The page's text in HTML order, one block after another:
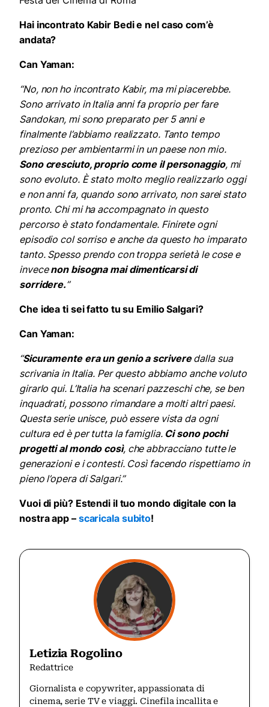
Hai incontrato Kabir Bedi e nel caso com’è
andata?
Can Yaman:
“No, non ho incontrato Kabir, ma mi piacerebbe.
Sono arrivato in Italia anni fa proprio per fare
Sandokan, mi sono preparato per 5 anni e
finalmente l’abbiamo realizzato. Tanto tempo
prezioso per ambientarmi in un paese non mio.
Sono cresciuto, proprio come il personaggio, mi
sono evoluto. È stato molto meglio realizzarlo oggi
e non anni fa, quando sono arrivato, non sarei stato
pronto. Chi mi ha accompagnato in questo
percorso è stato fondamentale. Finirete ogni
episodio col sorriso e anche da questo ho imparato
tanto. Spesso prendo con troppa serietà le cose e
invecenon bisogna mai dimenticarsi di
sorridere.”
Che idea ti sei fatto tu su Emilio Salgari?
Can Yaman:
“Sicuramente era un genio a scriveredalla sua
scrivania in Italia. Per questo abbiamo anche voluto
girarlo qui. L’Italia ha scenari pazzeschi che, se ben
inquadrati, possono rimandare a molti altri paesi.
Questa serie unisce, può essere vista da ogni
cultura ed è per tutta la famiglia. Ci sono pochi
progetti al mondo così, che abbracciano tutte le
generazioni e i contesti. Così facendo rispettiamo in
pieno l’opera di Salgari.”
Vuoi di più? Estendi il tuo mondo digitale con la
nostra app – scaricala subito!
Letizia Rogolino
Redattrice
Giornalista e copywriter, appassionata di
cinema, serie TV e viaggi. Cinefila incallita e